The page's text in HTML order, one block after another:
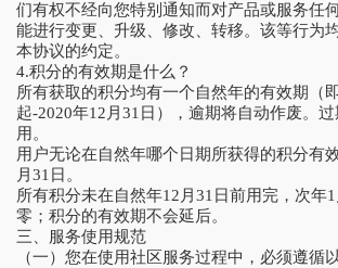
们有权不经向您特别通知而对产品或服务任
能进行变更、升级、修改、转移。该等行为
本协议的约定。
4.积分的有效期是什么？
所有获取的积分均有一个自然年的有效期（
起-2020年12月31日），逾期将自动作废。
用。
用户无论在自然年哪个日期所获得的积分有
月31日。
所有积分未在自然年12月31日前用完，次年
零；积分的有效期不会延后。
三、服务使用规范
（一）您在使用社区服务过程中，必须遵循